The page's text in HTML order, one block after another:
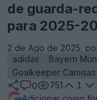
de guarda-
para 2025-
2 de Ago de 2025,
adidas
Bayern
Goalkeeper Camisas
0
751 1